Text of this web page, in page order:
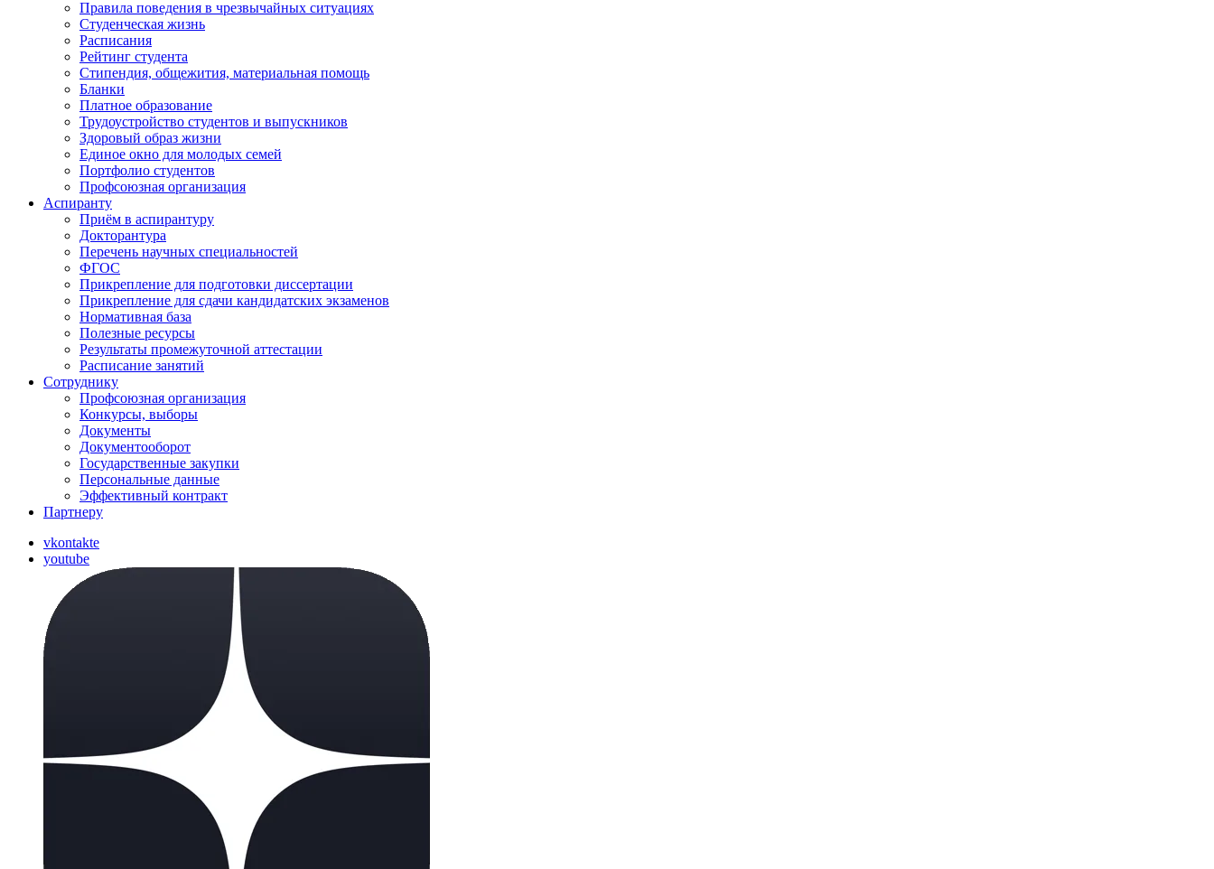
Правила поведения в чрезвычайных ситуациях
Студенческая жизнь
Расписания
Рейтинг студента
Стипендия, общежития, материальная помощь
Бланки
Платное образование
Трудоустройство студентов и выпускников
Здоровый образ жизни
Единое окно для молодых семей
Портфолио студентов
Профсоюзная организация
Аспиранту
Приём в аспирантуру
Докторантура
Перечень научных специальностей
ФГОС
Прикрепление для подготовки диссертации
Прикрепление для сдачи кандидатских экзаменов
Нормативная база
Полезные ресурсы
Результаты промежуточной аттестации
Расписание занятий
Сотруднику
Профсоюзная организация
Конкурсы, выборы
Документы
Документооборот
Государственные закупки
Персональные данные
Эффективный контракт
Партнеру
vkontakte
youtube